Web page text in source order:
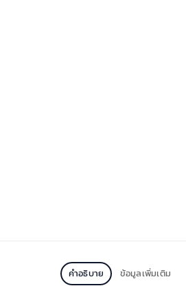
คำอธิบาย ข้อมูลเพิ่มเติม